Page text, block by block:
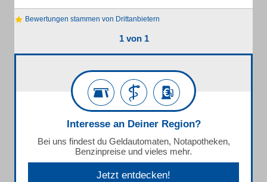
Bewertungen stammen von Drittanbietern
1 von 1
Interesse an Deiner Region?
Bei uns findest du Geldautomaten, Notapotheken,
Benzinpreise und vieles mehr.
Jetzt entdecken!